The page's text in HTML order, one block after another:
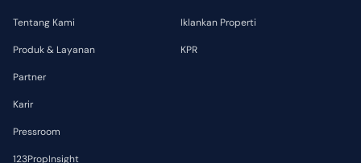
Tentang Kami
Produk & Layanan
Partner
Karir
Pressroom
123PropInsight
Iklankan Properti
KPR